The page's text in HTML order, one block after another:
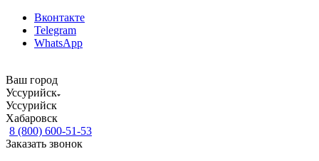
Вконтакте
Telegram
WhatsApp
Ваш город
Уссурийск
Уссурийск
Хабаровск
8 (800) 600-51-53
Заказать звонок